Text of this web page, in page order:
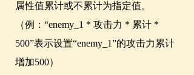
属性值累计或不累计为指定值。
（例：“enemy_1 * 攻击力 * 累计 *
500”表示设置“enemy_1”的攻击力累计
增加500）